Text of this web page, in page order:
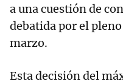
a una cuestión de
debatida por el pleno
marzo.
Esta decisión del